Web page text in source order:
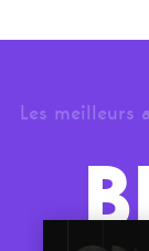
Les meilleurs